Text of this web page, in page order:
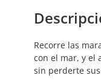
Recorre las
con el mar, y el
sin perderte